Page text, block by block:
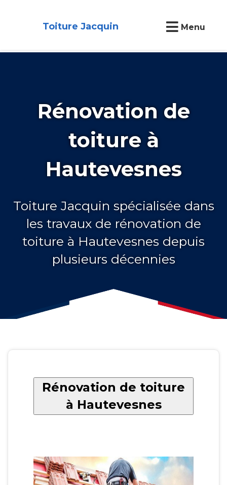
Toiture Jacquin Menu
Rénovation de
toiture à
Hautevesnes
Toiture Jacquin spécialisée dans
les travaux de rénovation de
toiture à Hautevesnes depuis
plusieurs décennies
Rénovation de toiture
à Hautevesnes